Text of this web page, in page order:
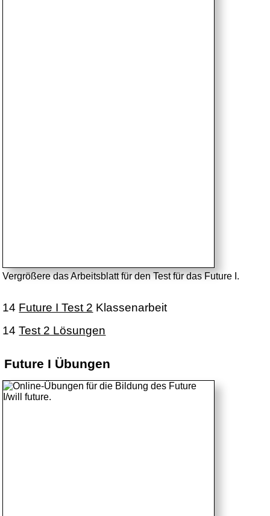
Vergrößere das Arbeitsblatt für den Test für das Future I.
14 Future I Test 2 Klassenarbeit
14Test 2 Lösungen
Future I Übungen